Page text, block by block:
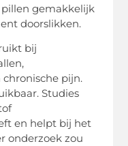
pillen gemakkelijk
doorslikken.
bij
chronische pijn.
Studies
en helpt bij het
onderzoek zou